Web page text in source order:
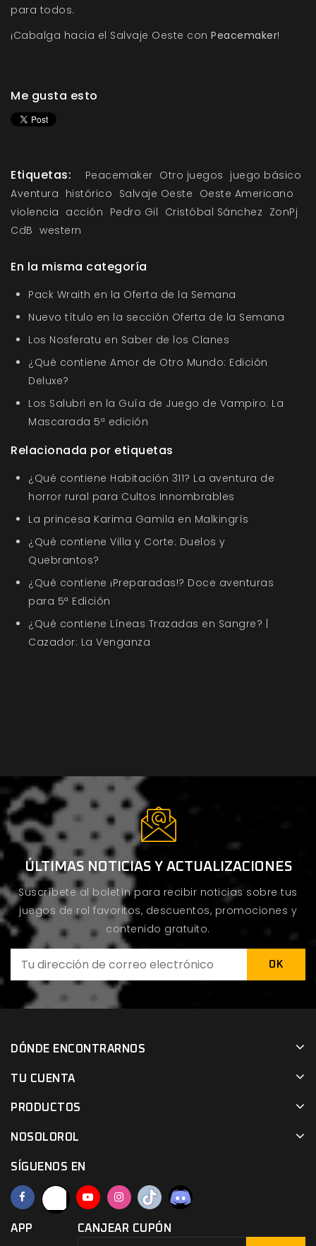
para todos.
¡Cabalga hacia el Salvaje Oeste con Peacemaker!
Me gusta esto
Etiquetas: Peacemaker Otro juegos juego básico
Aventura histórico Salvaje Oeste Oeste Americano
violencia acción Pedro Gil Cristóbal Sánchez ZonPj
CdB western
En la misma categoría
Pack Wraith en la Oferta de la Semana
Nuevo título en la sección Oferta de la Semana
Los Nosferatu en Saber de los Clanes
¿Qué contiene Amor de Otro Mundo: Edición
Deluxe?
Los Salubri en la Guía de Juego de Vampiro: La
Mascarada 5ª edición
Relacionada por etiquetas
¿Qué contiene Habitación 311? La aventura de
horror rural para Cultos Innombrables
La princesa Karima Gamila en Malkingrís
¿Qué contiene Villa y Corte: Duelos y
Quebrantos?
¿Qué contiene ¡Preparadas!? Doce aventuras
para 5ª Edición
¿Qué contiene Líneas Trazadas en Sangre? |
Cazador: La Venganza
ÚLTIMAS NOTICIAS Y ACTUALIZACIONES
Suscríbete al boletín para recibir noticias sobre tus
juegos de rol favoritos, descuentos, promociones y
contenido gratuito.
DÓNDE ENCONTRARNOS
TU CUENTA
PRODUCTOS
NOSOLOROL
SÍGUENOS EN
APP CANJEAR CUPÓN